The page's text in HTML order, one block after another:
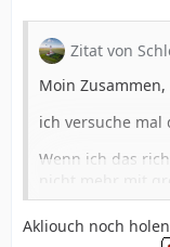
..Grimaldo..Bade
Zitat von
Moin Zusammen,
ich versuche mal
Wenn ich das
nicht mehr mit
Abgänge
Akliouch noch